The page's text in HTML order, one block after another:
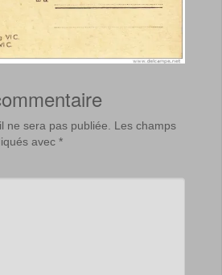
ne sera pas publiée.
Les champs
avec *